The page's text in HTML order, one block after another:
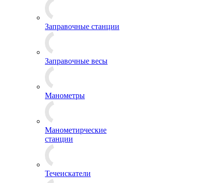
Заправочные станции
Заправочные весы
Манометры
Манометирческие
станции
Течеискатели